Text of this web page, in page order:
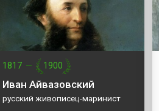
1817 — 1900
Иван Айвазовский
русский живописец-маринист